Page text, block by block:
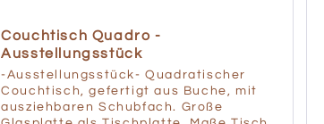
Couchtisch Quadro -
Ausstellungsstück
-Ausstellungsstück- Quadratischer
Couchtisch, gefertigt aus Buche, mit
ausziehbaren Schubfach. Große